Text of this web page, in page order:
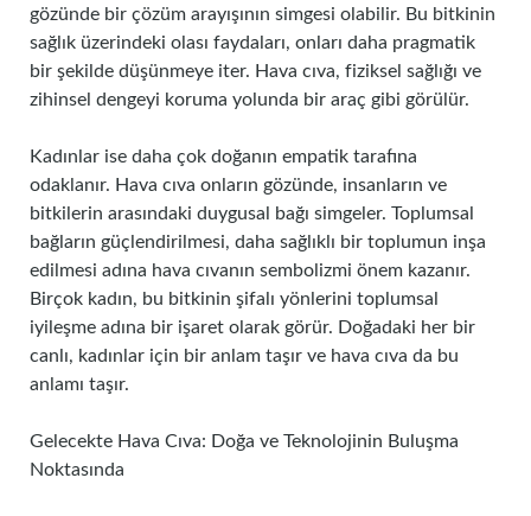
gözünde bir çözüm arayışının simgesi olabilir. Bu bitkinin
sağlık üzerindeki olası faydaları, onları daha pragmatik
bir şekilde düşünmeye iter. Hava cıva, fiziksel sağlığı ve
zihinsel dengeyi koruma yolunda bir araç gibi görülür.
Kadınlar ise daha çok doğanın empatik tarafına
odaklanır. Hava cıva onların gözünde, insanların ve
bitkilerin arasındaki duygusal bağı simgeler. Toplumsal
bağların güçlendirilmesi, daha sağlıklı bir toplumun inşa
edilmesi adına hava cıvanın sembolizmi önem kazanır.
Birçok kadın, bu bitkinin şifalı yönlerini toplumsal
iyileşme adına bir işaret olarak görür. Doğadaki her bir
canlı, kadınlar için bir anlam taşır ve hava cıva da bu
anlamı taşır.
Gelecekte Hava Cıva: Doğa ve Teknolojinin Buluşma
Noktasında